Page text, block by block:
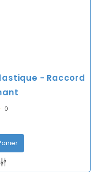
- Raccord
0